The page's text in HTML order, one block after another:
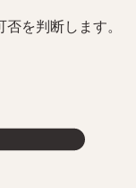
を判断します。